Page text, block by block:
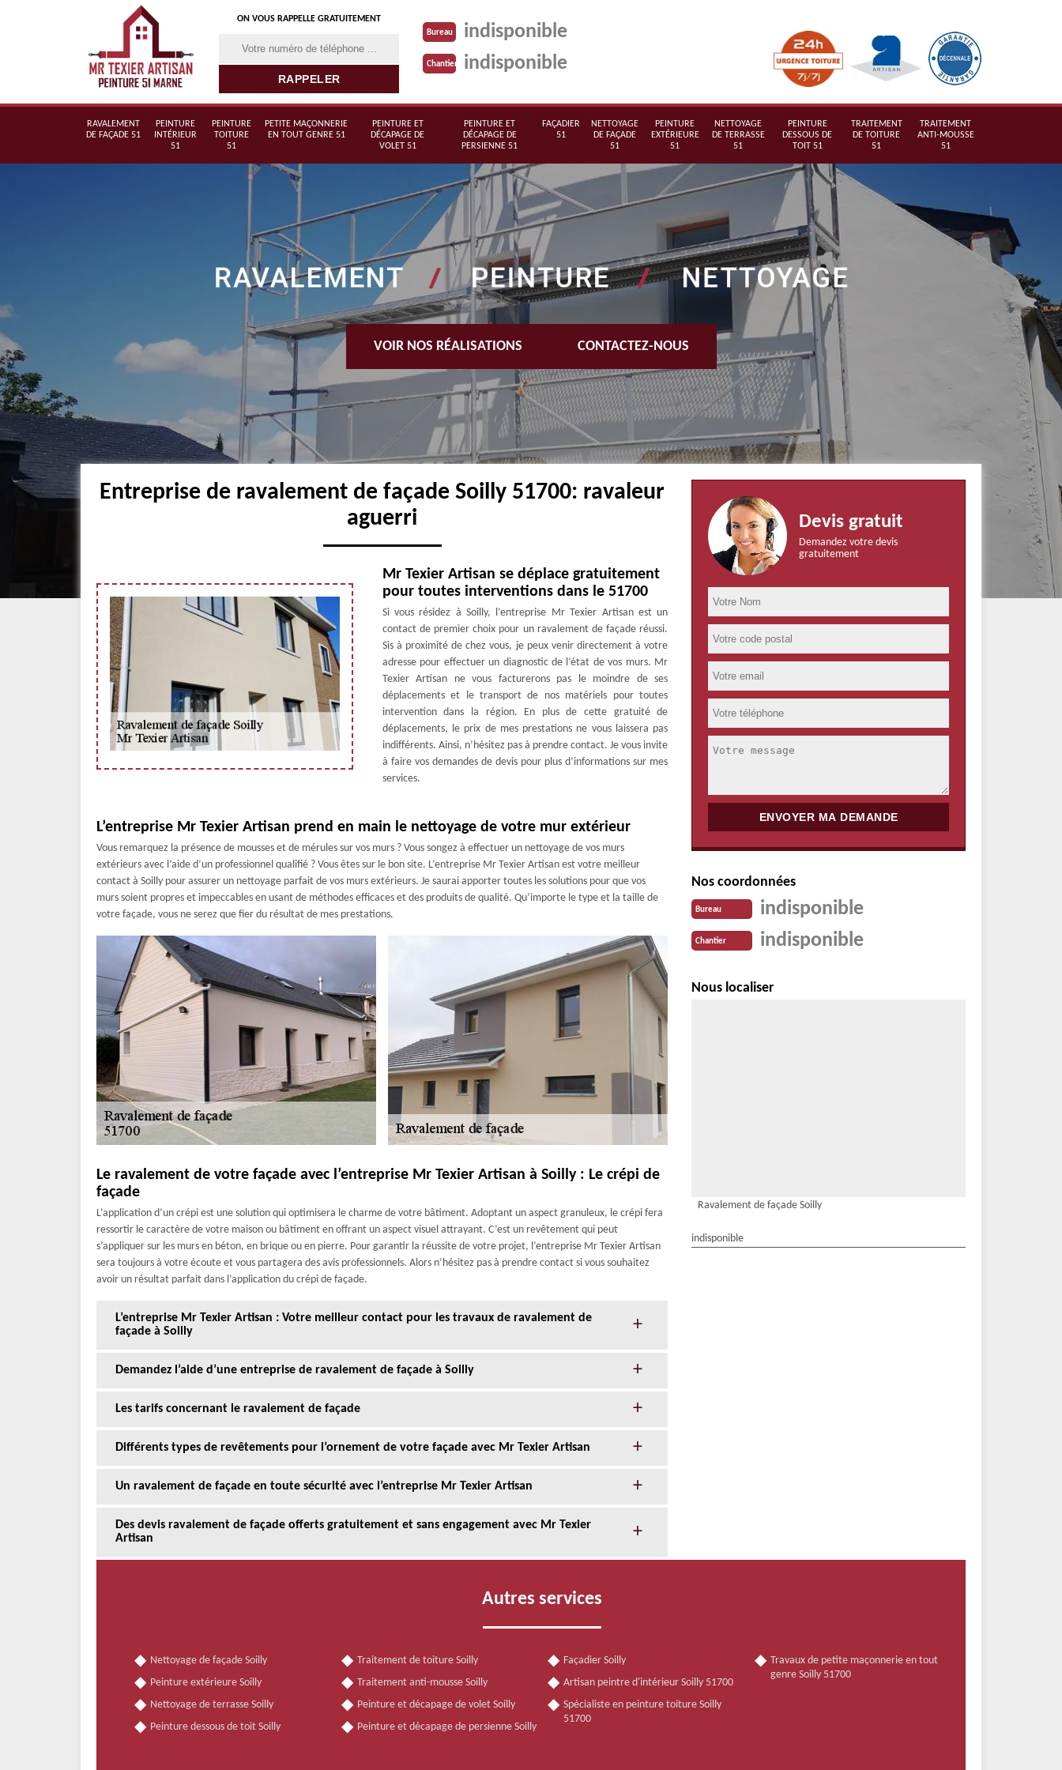
ON VOUS RAPPELLE GRATUITEMENT
Bureau indisponible
Chantier indisponible
RAVALEMENT
DE FAÇADE 51
PEINTURE
INTÉRIEUR
51
PEINTURE
TOITURE
51
PETITE MAÇONNERIE
EN TOUT GENRE 51
PEINTURE ET
DÉCAPAGE DE
VOLET 51
PEINTURE ET
DÉCAPAGE DE
PERSIENNE 51
FAÇADIER
51
NETTOYAGE
DE FAÇADE
51
PEINTURE
EXTÉRIEURE
51
NETTOYAGE
DE TERRASSE
51
PEINTURE
DESSOUS DE
TOIT 51
TRAITEMENT
DE TOITURE
51
TRAITEMENT
ANTI-MOUSSE
51
VOIR NOS RÉALISATIONS CONTACTEZ-NOUS
Entreprise de ravalement de façade Soilly 51700: ravaleur
aguerri
Mr Texier Artisan se déplace gratuitement
pour toutes interventions dans le 51700
Si vous résidez à Soilly, l’entreprise Mr Texier Artisan est un
contact de premier choix pour un ravalement de façade réussi.
Sis à proximité de chez vous, je peux venir directement à votre
adresse pour effectuer un diagnostic de l’état de vos murs. Mr
Texier Artisan ne vous facturerons pas le moindre de ses
déplacements et le transport de nos matériels pour toutes
intervention dans la région. En plus de cette gratuité de
déplacements, le prix de mes prestations ne vous laissera pas
indifférents. Ainsi, n’hésitez pas à prendre contact. Je vous invite
à faire vos demandes de devis pour plus d’informations sur mes
services.
L’entreprise Mr Texier Artisan prend en main le nettoyage de votre mur extérieur
Vous remarquez la présence de mousses et de mérules sur vos murs ? Vous songez à effectuer un nettoyage de vos murs
extérieurs avec l’aide d’un professionnel qualifié ? Vous êtes sur le bon site. L’entreprise Mr Texier Artisan est votre meilleur
contact à Soilly pour assurer un nettoyage parfait de vos murs extérieurs. Je saurai apporter toutes les solutions pour que vos
murs soient propres et impeccables en usant de méthodes efficaces et des produits de qualité. Qu’importe le type et la taille de
votre façade, vous ne serez que fier du résultat de mes prestations.
Le ravalement de votre façade avec l’entreprise Mr Texier Artisan à Soilly : Le crépi de
façade
L’application d’un crépi est une solution qui optimisera le charme de votre bâtiment. Adoptant un aspect granuleux, le crépi fera
ressortir le caractère de votre maison ou bâtiment en offrant un aspect visuel attrayant. C’est un revêtement qui peut
s’appliquer sur les murs en béton, en brique ou en pierre. Pour garantir la réussite de votre projet, l’entreprise Mr Texier Artisan
sera toujours à votre écoute et vous partagera des avis professionnels. Alors n’hésitez pas à prendre contact si vous souhaitez
avoir un résultat parfait dans l’application du crépi de façade.
L’entreprise Mr Texier Artisan : Votre meilleur contact pour les travaux de ravalement de
façade à Soilly
Demandez l’aide d’une entreprise de ravalement de façade à Soilly
Les tarifs concernant le ravalement de façade
Différents types de revêtements pour l’ornement de votre façade avec Mr Texier Artisan
Un ravalement de façade en toute sécurité avec l’entreprise Mr Texier Artisan
Des devis ravalement de façade offerts gratuitement et sans engagement avec Mr Texier
Artisan
Devis gratuit
Demandez votre devis
gratuitement
Nos coordonnées
Bureau indisponible
Chantier indisponible
Nous localiser
Ravalement de façade Soilly
indisponible
Autres services
Nettoyage de façade Soilly
Peinture extérieure Soilly
Nettoyage de terrasse Soilly
Peinture dessous de toit Soilly
Traitement de toiture Soilly
Traitement anti-mousse Soilly
Peinture et décapage de volet Soilly
Peinture et décapage de persienne Soilly
Façadier Soilly
Artisan peintre d'intérieur Soilly 51700
Spécialiste en peinture toiture Soilly
51700
Travaux de petite maçonnerie en tout
genre Soilly 51700